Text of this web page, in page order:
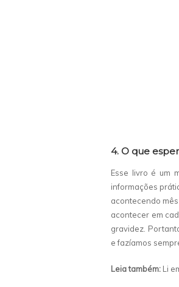
4. O que
Esse livro é um
informações
acontecendo
acontecer em
gravidez.
e fazíamos
Leia também: Li